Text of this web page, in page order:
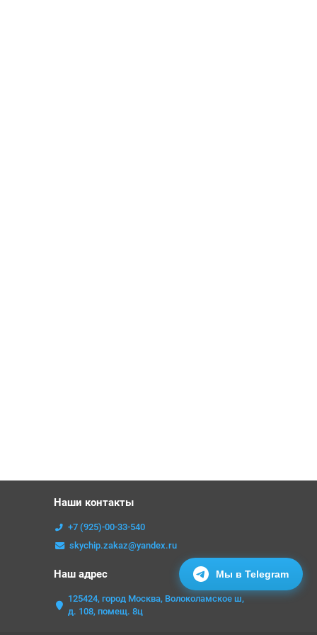
Мы в Telegram
Наши контакты
+7 (925)-00-33-540
skychip.zakaz@yandex.ru
Наш адрес
125424, город Москва, Волоколамское ш,
д. 108, помещ. 8ц